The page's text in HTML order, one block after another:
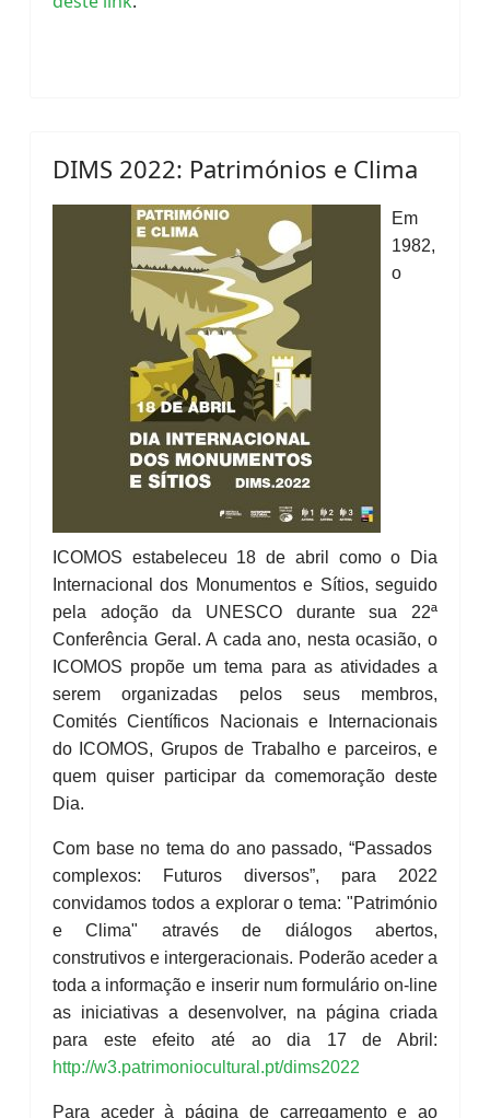
DIMS 2022: Patrimónios e Clima
Em
1982,
o
ICOMOS estabeleceu 18 de abril como o Dia
Internacional dos Monumentos e Sítios, seguido
pela adoção da UNESCO durante sua 22ª
Conferência Geral. A cada ano, nesta ocasião, o
ICOMOS propõe um tema para as atividades a
serem organizadas pelos seus membros,
Comités Científicos Nacionais e Internacionais
do ICOMOS, Grupos de Trabalho e parceiros, e
quem quiser participar da comemoração deste
Dia.
Com base no tema do ano passado, “Passados ​​
complexos: Futuros diversos”, para 2022
convidamos todos a explorar o tema: "Património
e Clima" através de diálogos abertos,
construtivos e intergeracionais. Poderão aceder a
toda a informação e inserir num formulário on-line
as iniciativas a desenvolver, na página criada
para este efeito até ao dia 17 de Abril:
http://w3.patrimoniocultural.pt/dims2022
Para aceder à página de carregamento e ao